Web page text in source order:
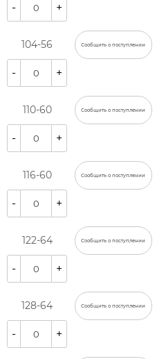
- +
104-56 Сообщить о поступлении
- +
110-60 Сообщить о поступлении
- +
116-60 Сообщить о поступлении
- +
122-64 Сообщить о поступлении
- +
128-64 Сообщить о поступлении
- +